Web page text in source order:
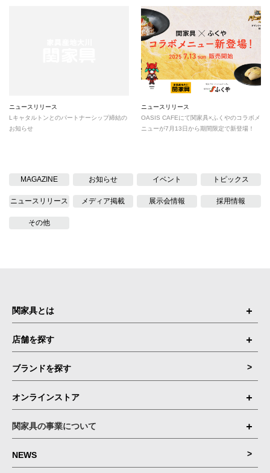
ニュースリリース
L キャタルトンとのパートナーシップ締結の
お知らせ
ニュースリリース
OASIS CAFEにて関家具×ふくやのコラボメ
ニューが7月13日から期間限定で新登場！
MAGAZINE お知らせ イベント トピックス
ニュースリリース メディア掲載 展示会情報 採用情報
その他
関家具とは
店舗を探す
ブランドを探す
オンラインストア
関家具の事業について
NEWS